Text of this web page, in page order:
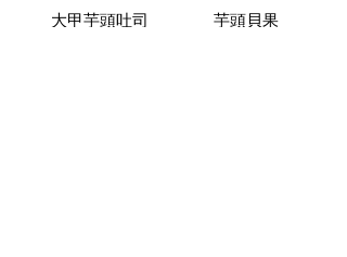
大甲芋頭吐司 芋頭貝果